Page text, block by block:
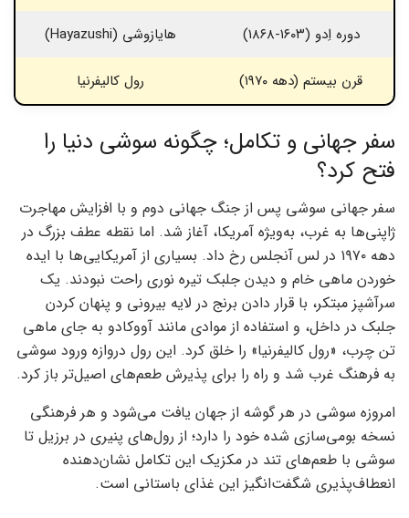
دوره اِدو (۱۶۰۳-۱۸۶۸) هایازوشی (Hayazushi)
قرن بیستم (دهه ۱۹۷۰) رول کالیفرنیا
سفر جهانی و تکامل؛ چگونه سوشی دنیا را
فتح کرد؟
سفر جهانی سوشی پس از جنگ جهانی دوم و با افزایش مهاجرت
ژاپنی‌ها به غرب، به‌ویژه آمریکا، آغاز شد. اما نقطه عطف بزرگ در
دهه ۱۹۷۰ در لس آنجلس رخ داد. بسیاری از آمریکایی‌ها با ایده
خوردن ماهی خام و دیدن جلبک تیره نوری راحت نبودند. یک
سرآشپز مبتکر، با قرار دادن برنج در لایه بیرونی و پنهان کردن
جلبک در داخل، و استفاده از موادی مانند آووکادو به جای ماهی
تن چرب، «رول کالیفرنیا» را خلق کرد. این رول دروازه ورود سوشی
به فرهنگ غرب شد و راه را برای پذیرش طعم‌های اصیل‌تر باز کرد.
امروزه سوشی در هر گوشه از جهان یافت می‌شود و هر فرهنگی
نسخه بومی‌سازی شده خود را دارد؛ از رول‌های پنیری در برزیل تا
سوشی با طعم‌های تند در مکزیک این تکامل نشان‌دهنده
انعطاف‌پذیری شگفت‌انگیز این غذای باستانی است.